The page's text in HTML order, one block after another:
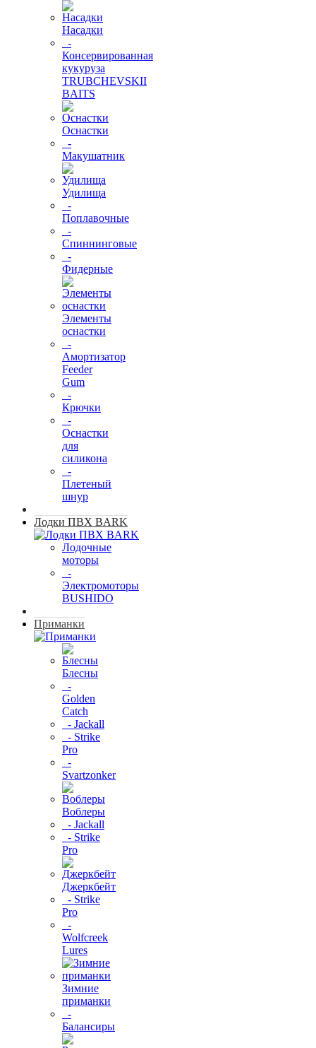
Насадки
-
Консервированная
кукуруза
TRUBCHEVSKII
BAITS
Оснастки
-
Макушатник
Удилища
-
Поплавочные
-
Спиннинговые
-
Фидерные
Элементы
оснастки
-
Амортизатор
Feeder
Gum
-
Крючки
-
Оснастки
для
силикона
-
Плетеный
шнур
Лодки ПВХ BARK
Лодочные
моторы
-
Электромоторы
BUSHIDO
Приманки
Блесны
-
Golden
Catch
- Jackall
- Strike
Pro
-
Svartzonker
Воблеры
- Jackall
- Strike
Pro
Джеркбейт
- Strike
Pro
-
Wolfcreek
Lures
Зимние
приманки
-
Балансиры